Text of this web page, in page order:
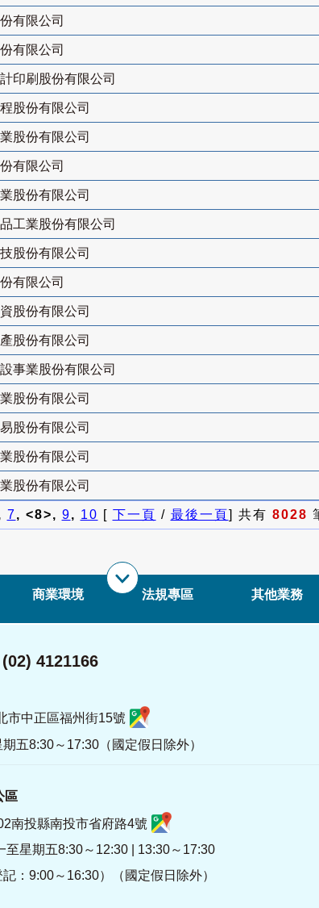
有限公司
有限公司
印刷股份有限公司
股份有限公司
股份有限公司
有限公司
股份有限公司
工業股份有限公司
股份有限公司
有限公司
股份有限公司
股份有限公司
事業股份有限公司
股份有限公司
股份有限公司
股份有限公司
股份有限公司
7, <8>, 9, 10 [ 下一頁 / 最後一頁] 共有 8028
商業環境 法規專區 其他業務
4121166
市中正區福州街15號
五8:30～17:30（國定假日除外）
區
南投縣南投市省府路4號
至星期五8:30～12:30 | 13:30～17:30
記：9:00～16:30）（國定假日除外）